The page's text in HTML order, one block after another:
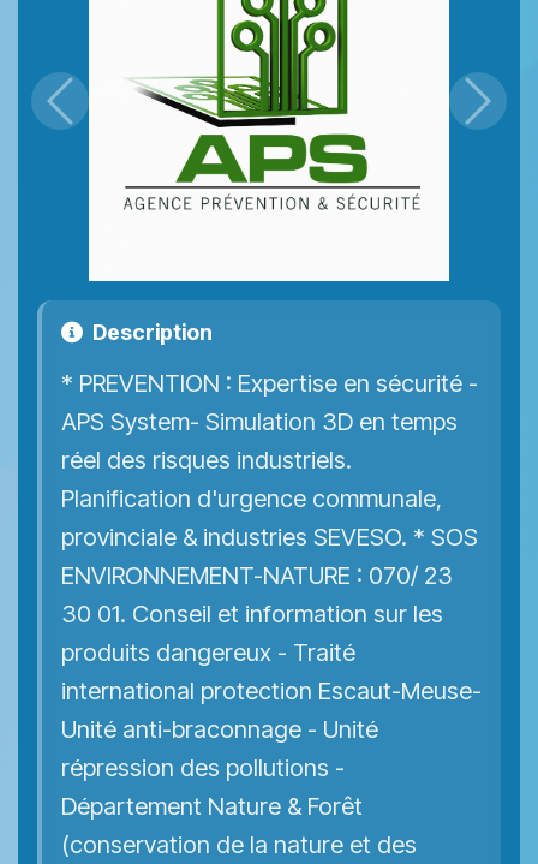
Précédent
Description
* PREVENTION : Expertise en sécurité -
APS System- Simulation 3D en temps
réel des risques industriels.
Planification d'urgence communale,
provinciale & industries SEVESO. * SOS
ENVIRONNEMENT-NATURE : 070/ 23
30 01. Conseil et information sur les
produits dangereux - Traité
international protection Escaut-Meuse-
Unité anti-braconnage - Unité
répression des pollutions -
Département Nature & Forêt
(conservation de la nature et des